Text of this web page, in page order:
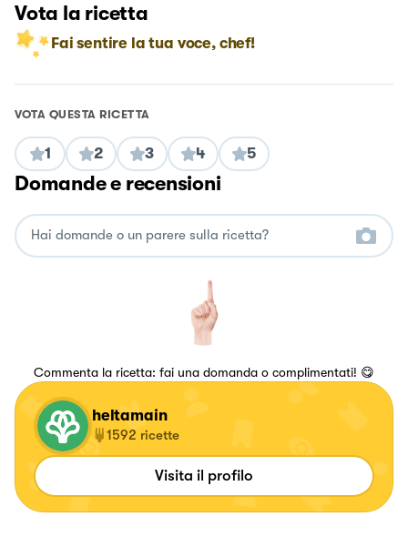
Vota la ricetta
Fai sentire la tua voce, chef!
VOTA QUESTA RICETTA
1 2 3 4 5
Domande e recensioni
Commenta la ricetta: fai una domanda o complimentati! 😋
heltamain
1592 ricette
Visita il profilo